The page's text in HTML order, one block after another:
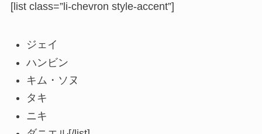
[list class=”li-chevron style-accent”]
ジェイ
ハンビン
キム・ソヌ
タキ
ニキ